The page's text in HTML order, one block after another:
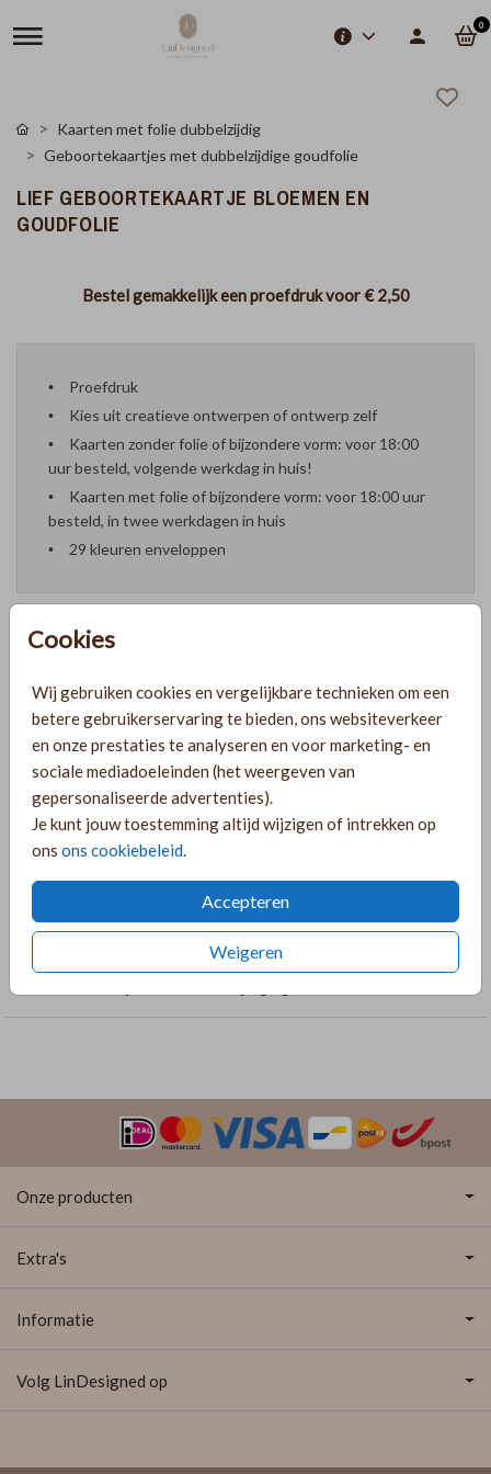
0
Cookies
Wij gebruiken cookies en vergelijkbare technieken om een
betere gebruikerservaring te bieden, ons websiteverkeer
en onze prestaties te analyseren en voor marketing- en
sociale mediadoeleinden (het weergeven van
gepersonaliseerde advertenties).
Je kunt jouw toestemming altijd wijzigen of intrekken op
ons ons cookiebeleid.
Accepteren
Weigeren
Kaarten met folie dubbelzijdig
Geboortekaartjes met dubbelzijdige goudfolie
LIEF GEBOORTEKAARTJE BLOEMEN EN
GOUDFOLIE
Bestel gemakkelijk een proefdruk voor€ 2,50
Proefdruk
Kies uit creatieve ontwerpen of ontwerp zelf
Kaarten zonder folie of bijzondere vorm: voor 18:00
uur besteld, volgende werkdag in huis!
Kaarten met folie of bijzondere vorm: voor 18:00 uur
besteld, in twee werkdagen in huis
29 kleuren enveloppen
PRODUCTINFORMATIE
OMSCHRIJVING
rondje en handgeschilderde bloemen.
Onze producten
Extra's
Informatie
Volg LinDesigned op